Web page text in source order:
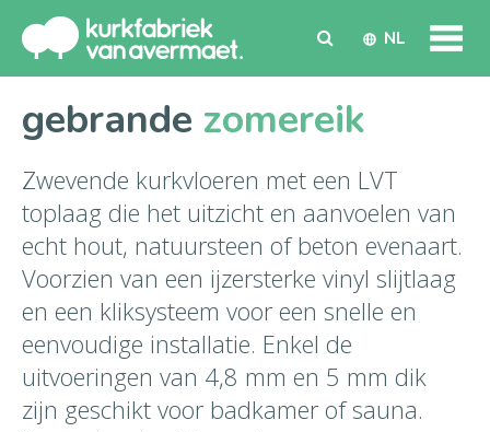
NL
gebrande zomereik
Zwevende kurkvloeren met een LVT
toplaag die het uitzicht en aanvoelen van
echt hout, natuursteen of beton evenaart.
Voorzien van een ijzersterke vinyl slijtlaag
en een kliksysteem voor een snelle en
eenvoudige installatie. Enkel de
uitvoeringen van 4,8 mm en 5 mm dik
zijn geschikt voor badkamer of sauna.